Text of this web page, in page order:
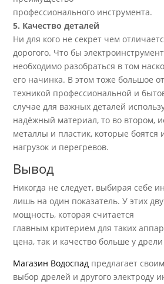
профессионального инструмента.
5. Качество деталей
Ни для кого не секрет чем
дорогого. Что бы
необходимо разобраться в том
его начинка. В этом тоже большое
техникой профессиональной и
случае для важных деталей
надёжный материал, то во втором,
металлы и пластик, которые боятся
нагрузок и перегревов.
Вывод
Никогда не следует, выбирая себе
лишь на один показатель. У этих
мощность, которая считается
главным критерием для таких
цена, так и качество больше у
Магазин Водоспад предлагает
выбор дрелей и другого электроду